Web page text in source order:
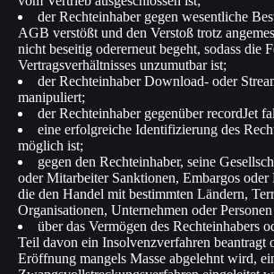
der Rechteinhaber gegen wesentliche
AGB verstößt und den Verstoß trotz
nicht beseitig odererneut begeht, sodass die
Vertragsverhältnisses unzumutbar ist;
der Rechteinhaber Download- oder
manipuliert;
der Rechteinhaber gegenüber recordJet
eine erfolgreiche Identifizierung des
möglich ist;
gegen den Rechteinhaber, seine
oder Mitarbeiter Sanktionen, Embargos oder
die den Handel mit bestimmten Ländern,
Organisationen, Unternehmen oder
über das Vermögen des Rechteinhabers
Teil davon ein Insolvenzverfahren beantragt
Eröffnung mangels Masse abgelehnt wird,